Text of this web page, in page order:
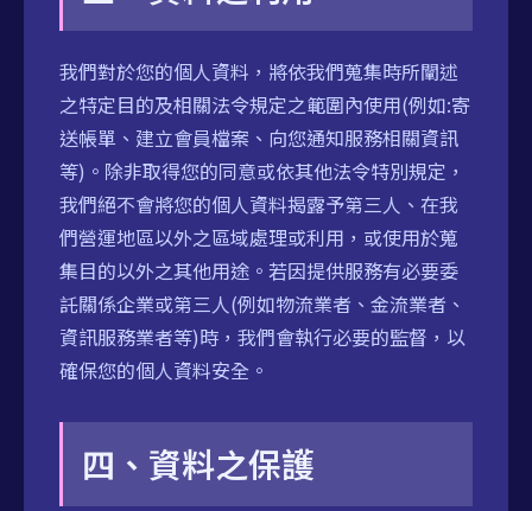
我們對於您的個人資料，將依我們蒐集時所闡述
之特定目的及相關法令規定之範圍內使用(例如:寄
送帳單、建立會員檔案、向您通知服務相關資訊
等)。除非取得您的同意或依其他法令特別規定，
我們絕不會將您的個人資料揭露予第三人、在我
們營運地區以外之區域處理或利用，或使用於蒐
集目的以外之其他用途。若因提供服務有必要委
託關係企業或第三人(例如物流業者、金流業者、
資訊服務業者等)時，我們會執行必要的監督，以
確保您的個人資料安全。
四、資料之保護